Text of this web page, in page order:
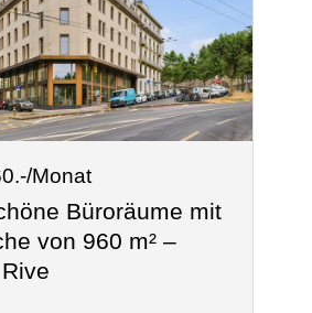
Monat
Büroräume mit
von 960 m² –